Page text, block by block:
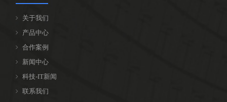
关于我们
产品中心
合作案例
新闻中心
科技-IT新闻
联系我们